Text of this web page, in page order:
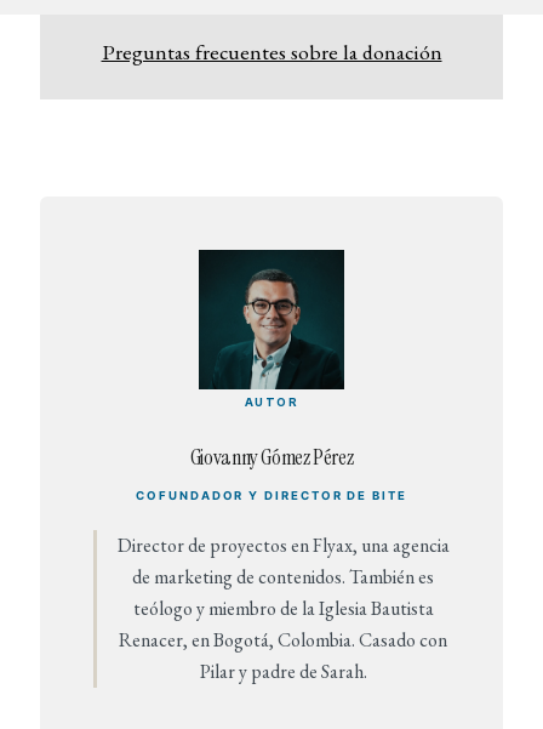
Preguntas frecuentes sobre la donación
AUTOR
Giovanny Gómez Pérez
COFUNDADOR Y DIRECTOR DE BITE
Director de proyectos en Flyax, una agencia
de marketing de contenidos. También es
teólogo y miembro de la Iglesia Bautista
Renacer, en Bogotá, Colombia. Casado con
Pilar y padre de Sarah.